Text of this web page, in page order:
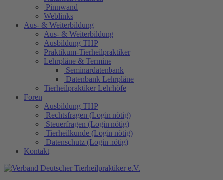
Pinnwand
Weblinks
Aus- & Weiterbildung
Aus- & Weiterbildung
Ausbildung THP
Praktikum-Tierheilpraktiker
Lehrpläne & Termine
Seminardatenbank
Datenbank Lehrpläne
Tierheilpraktiker Lehrhöfe
Foren
Ausbildung THP
Rechtsfragen (Login nötig)
Steuerfragen (Login nötig)
Tierheilkunde (Login nötig)
Datenschutz (Login nötig)
Kontakt